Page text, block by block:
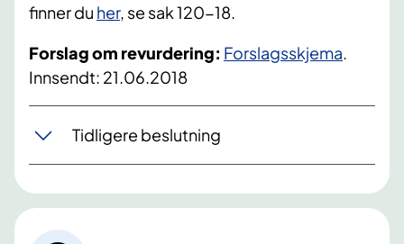
finner du her, se sak 120-18.
Forslag om revurdering: Forslagsskjema
Innsendt: 21.06.2018
Tidligere beslutning